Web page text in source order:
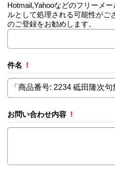
Hotmail,Yahooなどのフリーメ
ルとして処理される可能性がご
のご登録をお勧めします。
件名 !
お問い合わせ内容 !